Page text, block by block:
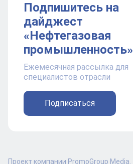
Подпишитесь на
дайджест
«Нефтегазовая
промышленность»
Ежемесячная рассылка для
специалистов отрасли
Подписаться
Проект компании PromoGroup Media.